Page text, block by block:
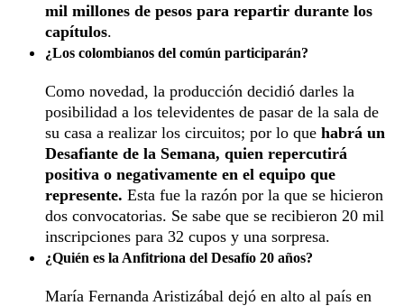
mil millones de pesos para repartir durante los
capítulos.
¿Los colombianos del común participarán?
Como novedad, la producción decidió darles la
posibilidad a los televidentes de pasar de la sala de
su casa a realizar los circuitos; por lo que habrá un
Desafiante de la Semana, quien repercutirá
positiva o negativamente en el equipo que
represente. Esta fue la razón por la que se hicieron
dos convocatorias. Se sabe que se recibieron 20 mil
inscripciones para 32 cupos y una sorpresa.
¿Quién es la Anfitriona del Desafío 20 años?
María Fernanda Aristizábal dejó en alto al país en